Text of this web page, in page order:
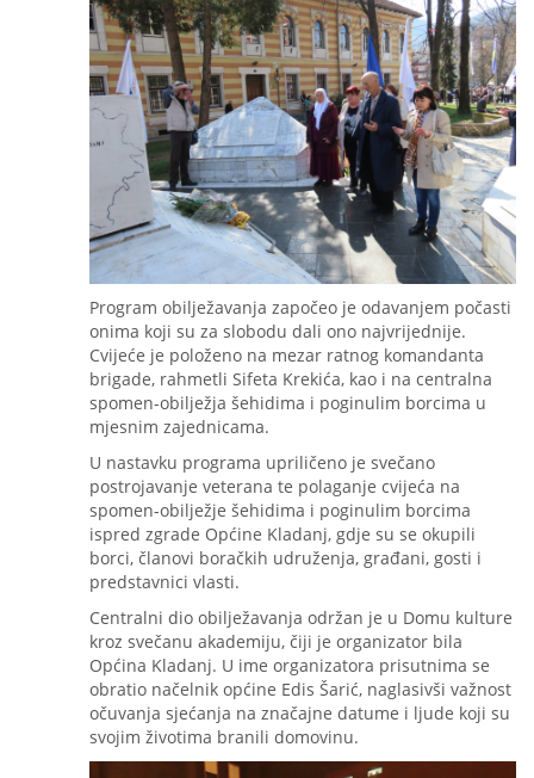
Program obilježavanja započeo je odavanjem počasti
onima koji su za slobodu dali ono najvrijednije.
Cvijeće je položeno na mezar ratnog komandanta
brigade, rahmetli Sifeta Krekića, kao i na centralna
spomen-obilježja šehidima i poginulim borcima u
mjesnim zajednicama.
U nastavku programa upriličeno je svečano
postrojavanje veterana te polaganje cvijeća na
spomen-obilježje šehidima i poginulim borcima
ispred zgrade Općine Kladanj, gdje su se okupili
borci, članovi boračkih udruženja, građani, gosti i
predstavnici vlasti.
Centralni dio obilježavanja održan je u Domu kulture
kroz svečanu akademiju, čiji je organizator bila
Općina Kladanj. U ime organizatora prisutnima se
obratio načelnik općine Edis Šarić, naglasivši važnost
očuvanja sjećanja na značajne datume i ljude koji su
svojim životima branili domovinu.